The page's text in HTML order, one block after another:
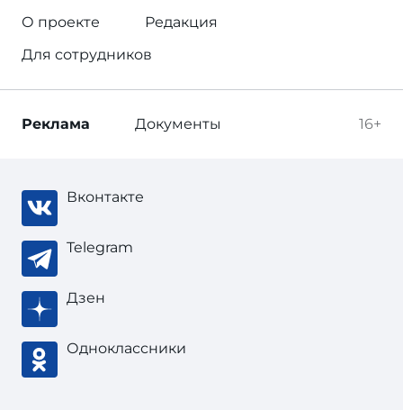
О проекте
Редакция
Для сотрудников
16+
Реклама Документы
Вконтакте
Telegram
Дзен
Одноклассники